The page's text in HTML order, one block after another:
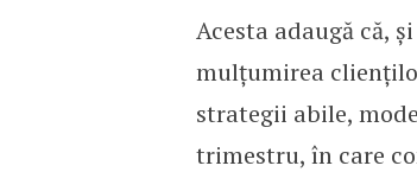
Acesta adaugă că,
mulțumirea
strategii abile,
trimestru, în care